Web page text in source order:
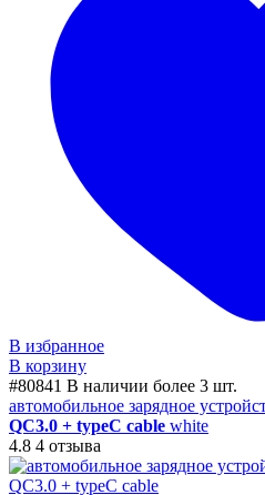
В избранное
В корзину
#80841 В наличии более 3 шт.
автомобильное зарядное
QC3.0 + typeC cable white
4.8 4 отзыва